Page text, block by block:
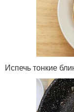
Испечь тонкие